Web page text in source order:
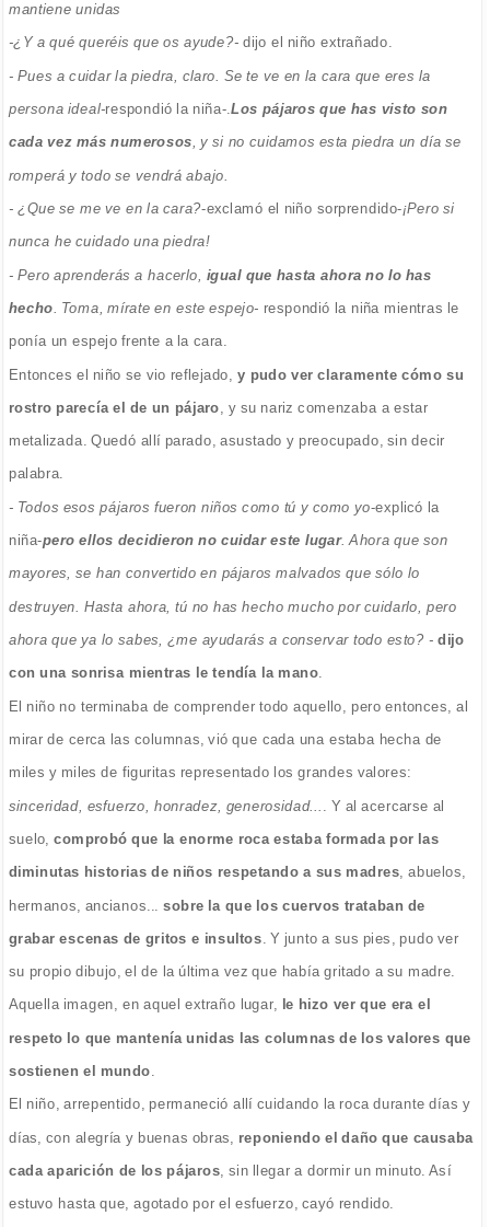
mantiene unidas
-¿Y a qué queréis que os ayude?- dijo el niño extrañado.
- Pues a cuidar la piedra, claro. Se te ve en la cara que eres la
persona ideal-respondió la niña-.Los pájaros que has visto son
cada vez más numerosos , y si no cuidamos esta piedra un día se
romperá y todo se vendrá abajo.
- ¿Que se me ve en la cara?-exclamó el niño sorprendido-¡Pero si
nunca he cuidado una piedra!
- Pero aprenderás a hacerlo, igual que hasta ahora no lo has
hecho . Toma, mírate en este espejo- respondió la niña mientras le
ponía un espejo frente a la cara.
Entonces el niño se vio reflejado, y pudo ver claramente cómo su
rostro parecía el de un pájaro , y su nariz comenzaba a estar
metalizada. Quedó allí parado, asustado y preocupado, sin decir
palabra.
- Todos esos pájaros fueron niños como tú y como yo-explicó la
niña-pero ellos decidieron no cuidar este lugar. Ahora que son
mayores, se han convertido en pájaros malvados que sólo lo
destruyen. Hasta ahora, tú no has hecho mucho por cuidarlo, pero
ahora que ya lo sabes, ¿me ayudarás a conservar todo esto? - dijo
con una sonrisa mientras le tendía la mano.
El niño no terminaba de comprender todo aquello, pero entonces, al
mirar de cerca las columnas, vió que cada una estaba hecha de
miles y miles de figuritas representado los grandes valores:
sinceridad, esfuerzo, honradez, generosidad... . Y al acercarse al
suelo, comprobó que la enorme roca estaba formada por las
diminutas historias de niños respetando a sus madres , abuelos,
hermanos, ancianos... sobre la que los cuervos trataban de
grabar escenas de gritos e insultos . Y junto a sus pies, pudo ver
su propio dibujo, el de la última vez que había gritado a su madre.
Aquella imagen, en aquel extraño lugar, le hizo ver que era el
respeto lo que mantenía unidas las columnas de los valores que
sostienen el mundo
El niño, arrepentido, permaneció allí cuidando la roca durante días y
días, con alegría y buenas obras, reponiendo el daño que causaba
cada aparición de los pájaros , sin llegar a dormir un minuto. Así
estuvo hasta que, agotado por el esfuerzo, cayó rendido.